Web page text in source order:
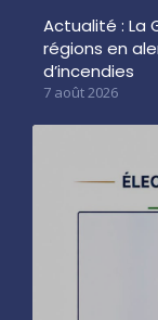
Actualité : La
régions en
d’incendies
7 août 2026